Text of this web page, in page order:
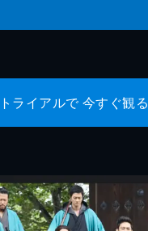
ライアルで 今すぐ観る